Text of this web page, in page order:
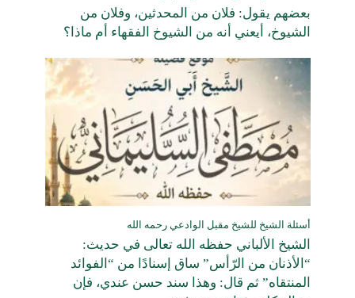
بعضهم يقول: فلان من المحدثين، وفلان من
الشيوخ، أيعني أنه من الشيوخ الفقهاء أم ماذا؟
أسئلة الشيخ للشيخ مقبل الوادعي رحمه الله
الشيخ الألباني حفظه الله تعالى في حديث:
“الأذنان من الرّأس” ساق إسنادًا من “الفوائد
المنتقاه” ثم قال: وهذا سند حسن عندي، فإن